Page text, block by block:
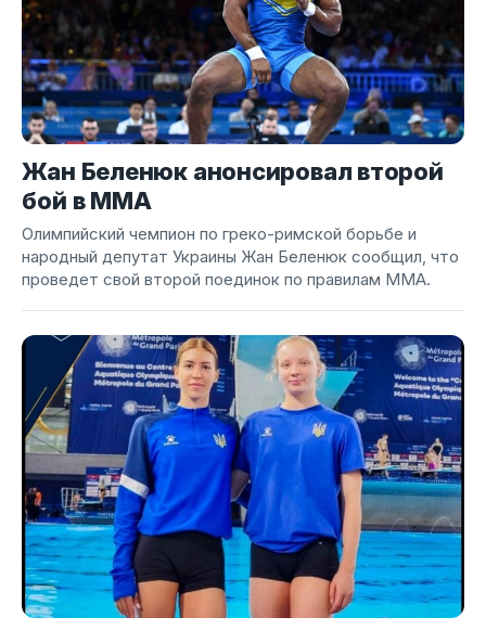
Жан Беленюк анонсировал второй
бой в ММА
Олимпийский чемпион по греко-римской борьбе и
народный депутат Украины Жан Беленюк сообщил, что
проведет свой второй поединок по правилам ММА.